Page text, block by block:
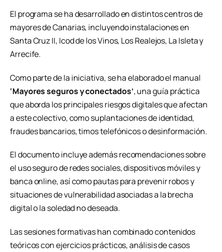
El programa se ha desarrollado en distintos centros de
mayores de Canarias, incluyendo instalaciones en
Santa Cruz II, Icod de los Vinos, Los Realejos, La Isleta y
Arrecife.
Como parte de la iniciativa, se ha elaborado el manual
‘Mayores seguros y conectados’, una guía práctica
que aborda los principales riesgos digitales que afectan
a este colectivo, como suplantaciones de identidad,
fraudes bancarios, timos telefónicos o desinformación.
El documento incluye además recomendaciones sobre
el uso seguro de redes sociales, dispositivos móviles y
banca online, así como pautas para prevenir robos y
situaciones de vulnerabilidad asociadas a la brecha
digital o la soledad no deseada.
Las sesiones formativas han combinado contenidos
teóricos con ejercicios prácticos, análisis de casos